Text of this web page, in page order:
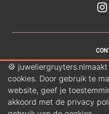
Juwelier Gruyters Van
E:
🍪
cookies. Door gebruik te
website, geef je
akkoord met de privacy